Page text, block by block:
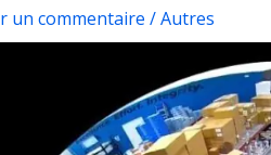
un commentaire /Autres